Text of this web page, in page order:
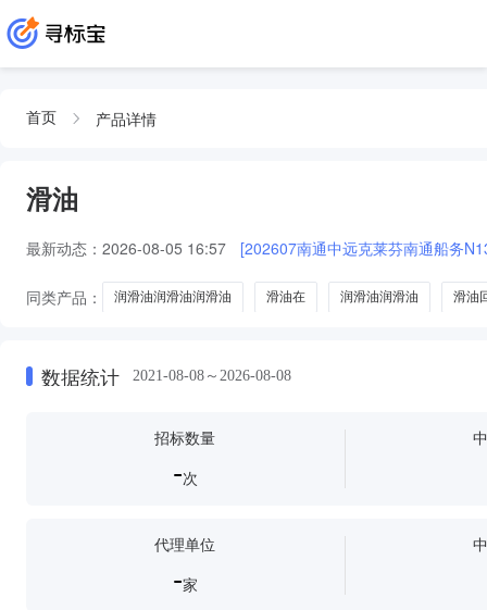
首页 产品详情
滑油
最新动态： 2026-08-05 16:57 [202607南通中远克莱芬南通船务
同类产品： 润滑油润滑油润滑油 滑油在 润滑油润滑油 滑油
数据统计 2021-08-08～2026-08-08
招标数量
-次
代理单位
-家